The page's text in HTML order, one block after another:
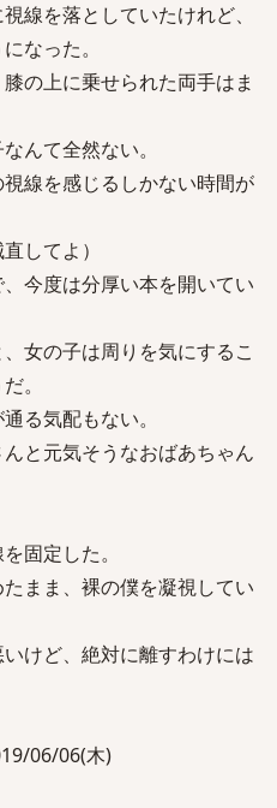
線を落としていたけれど、
なった。
の上に乗せられた両手はま
んて全然ない。
線を感じるしかない時間が
してよ）
今度は分厚い本を開いてい
女の子は周りを気にするこ
。
る気配もない。
と元気そうなおばあちゃん
固定した。
まま、裸の僕を凝視してい
けど、絶対に離すわけには
06/06(木)